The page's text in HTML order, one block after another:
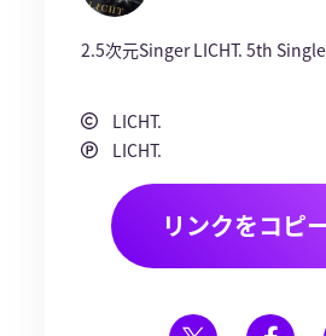
2.5次元Singer LICHT. 5th
LICHT.
LICHT.
リンクをコピ